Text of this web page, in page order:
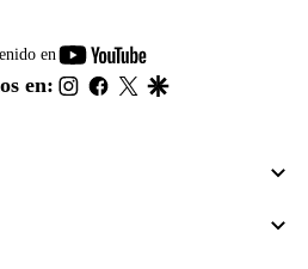
en
youtube-
footer
en: instagram
facebook
twitter